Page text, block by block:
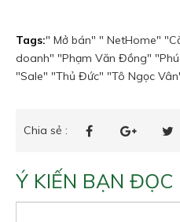
Tags:" Mở bán" " NetHome"
doanh" "Phạm Văn Đồng"
"Sale" "Thủ Đức" "Tô Ngọc
Chia sẻ :
Ý KIẾN BẠN ĐỌC